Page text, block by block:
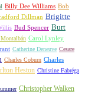
Billy Dee Williams Bob
Dillman Brigitte
Bud Spencer Burt
Carol Lynley
Catherine Deneuve Cesare
Charles Coburn Charles
Heston Christine Fabréga
Christopher Walken